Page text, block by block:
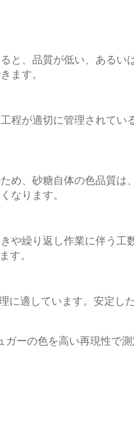
と、品質が低い、あるい
ます。
程が適切に管理されてい
め、砂糖自体の色品質は
なります。
や繰り返し作業に伴う工
す。
に適しています。安定し
ーの色を高い再現性で